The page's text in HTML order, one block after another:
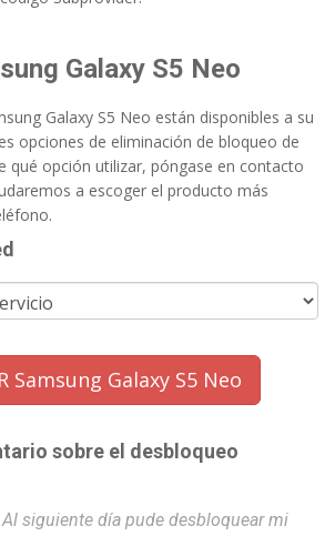
Galaxy S5 Neo
Galaxy S5 Neo están disponibles a su
opciones de eliminación de bloqueo de
qué opción utilizar, póngase en contacto
a escoger el producto más
Samsung Galaxy S5 Neo
sobre el desbloqueo
siguiente día pude desbloquear mi